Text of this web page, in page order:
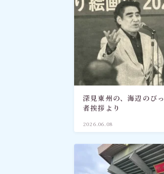
深見東州の、海辺のび
者挨拶より
2026.06.08